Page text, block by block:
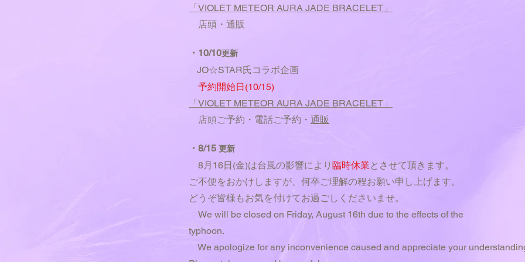
「VIOLET METEOR AURA JADE BRACELET」
店頭・ 通販
・10/10更新
JO☆STAR氏コラボ企画
予約開始日(10/15)
「VIOLET METEOR AURA JADE BRACELET」
店頭ご予約・ 電話ご予約 ・ 通販
・8/15 更新
8月16日(金)は台風の影響により 臨時休業とさせて頂きます。
ご不便をおかけしますが、何卒ご理解の程お願い申し上げます。
どうぞ皆様もお気を付けてお過ごしくださいませ。
We will be closed on Friday, August 16th due to the effects of the
typhoon.
We apologize for any inconvenience caused and appreciate your